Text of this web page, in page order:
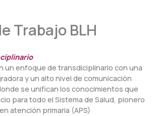
Trabajo BLH
un enfoque de transdiciplinario con una
y un alto nivel de comunicación
se unifican los conocimientos que
para todo el Sistema de Salud, pionero
en atención primaria (APS)